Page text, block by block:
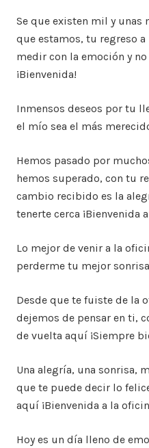
Se que existen mil y unas
que estamos, tu regreso
medir con la emoción y
¡Bienvenida!
Inmensos deseos por tu
el mío sea el más
Hemos pasado por
hemos superado, con tu
cambio recibido es la
tenerte cerca ¡Bienvenida
Lo mejor de venir a la
perderme tu mejor
Desde que te fuiste de la
dejemos de pensar en ti,
de vuelta aquí ¡Siempre
Una alegría, una sonrisa,
que te puede decir lo
aquí ¡Bienvenida a la
Hoy es un día lleno de